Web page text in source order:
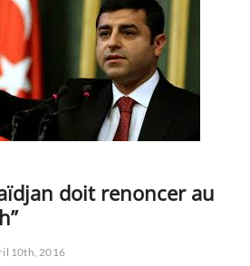
doit renoncer au
10th, 2016